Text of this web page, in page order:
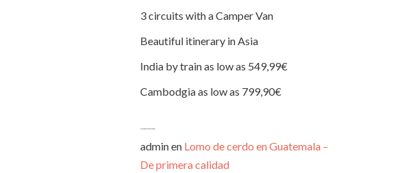
3 circuits with a Camper Van
Beautiful itinerary in Asia
India by train as low as 549,99€
Cambodgia as low as 799,90€
Comentarios recientes
adminen Lomo de cerdo en Guatemala –
De primera calidad